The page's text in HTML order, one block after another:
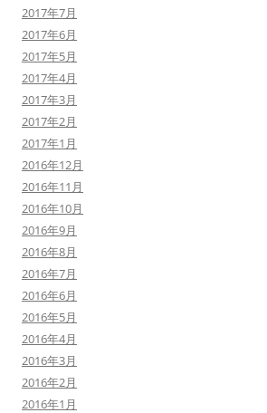
2017年7月
2017年6月
2017年5月
2017年4月
2017年3月
2017年2月
2017年1月
2016年12月
2016年11月
2016年10月
2016年9月
2016年8月
2016年7月
2016年6月
2016年5月
2016年4月
2016年3月
2016年2月
2016年1月